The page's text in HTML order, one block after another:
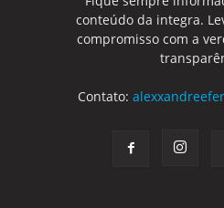
conteúdo da integra.
compromisso com a
Contato: